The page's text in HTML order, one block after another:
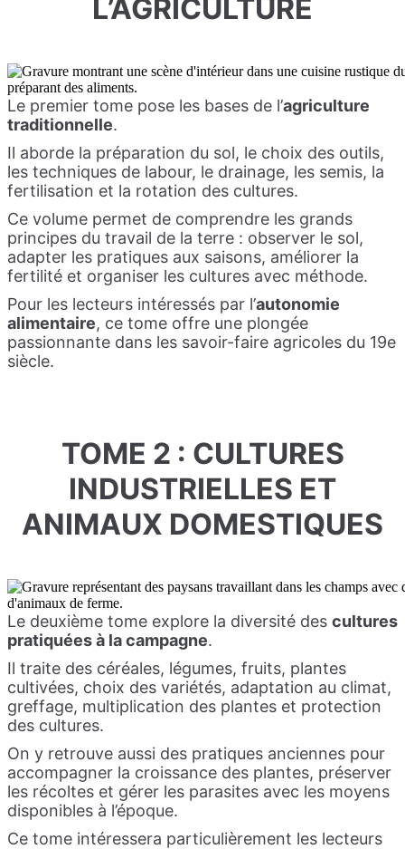
L’AGRICULTURE
Le premier tome pose les bases de l’agriculture
traditionnelle.
Il aborde la préparation du sol, le choix des outils,
les techniques de labour, le drainage, les semis, la
fertilisation et la rotation des cultures.
Ce volume permet de comprendre les grands
principes du travail de la terre : observer le sol,
adapter les pratiques aux saisons, améliorer la
fertilité et organiser les cultures avec méthode.
Pour les lecteurs intéressés par l’autonomie
alimentaire, ce tome offre une plongée
passionnante dans les savoir-faire agricoles du 19e
siècle.
TOME 2 : CULTURES
INDUSTRIELLES ET
ANIMAUX DOMESTIQUES
Le deuxième tome explore la diversité des cultures
pratiquées à la campagne.
Il traite des céréales, légumes, fruits, plantes
cultivées, choix des variétés, adaptation au climat,
greffage, multiplication des plantes et protection
des cultures.
On y retrouve aussi des pratiques anciennes pour
accompagner la croissance des plantes, préserver
les récoltes et gérer les parasites avec les moyens
disponibles à l’époque.
Ce tome intéressera particulièrement les lecteurs